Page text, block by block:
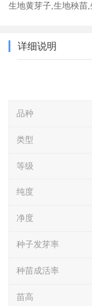
生地黄芽子,生地秧苗
详细说明
品种
类型
等级
纯度
净度
种子发芽率
种苗成活率
苗高